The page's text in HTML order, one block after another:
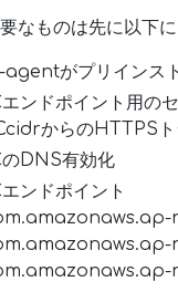
なものは先に以下に
agentがプリインス
ンドポイント用の
からのHTTPSト
DNS有効化
ンドポイント